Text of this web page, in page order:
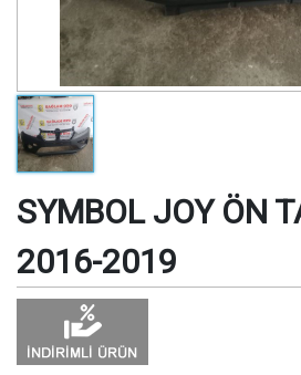
SYMBOL JOY ÖN
2016-2019